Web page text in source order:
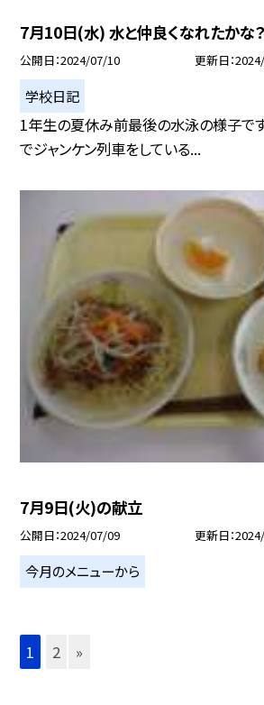
7月10日(水) 水と仲良くなれたかな？
公開日 2024/07/10 更新日
学校日記
1年生の夏休み前最後の水泳の様子で
でジャンケン列車をしている...
7月9日(火)の献立
公開日 2024/07/09 更新日
今月のメニューから
1 2 »